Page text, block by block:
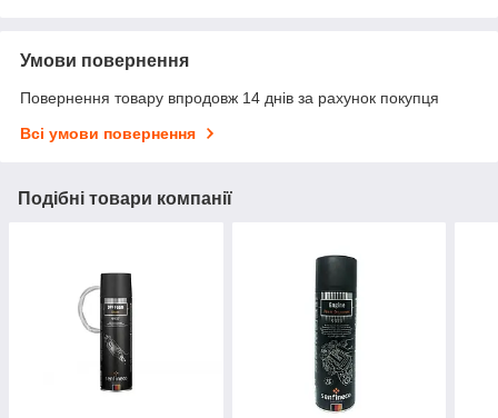
Умови повернення
Повернення товару впродовж 14 днів за рахунок покупця
Всі умови повернення
Подібні товари компанії